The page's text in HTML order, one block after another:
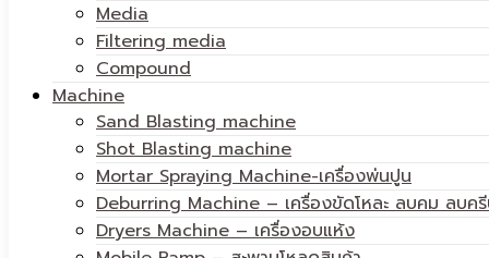
Media
Filtering media
Compound
Machine
Sand Blasting machine
Shot Blasting machine
Mortar Spraying Machine-เครื่องพ่นปูน
Deburring Machine – เครื่องขัดโหละ ลบคม ลบค
Dryers Machine – เครื่องอบแห้ง